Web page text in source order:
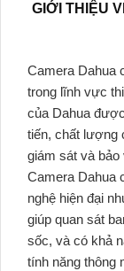
GIỚI THIỆU
Camera Dahua
trong lĩnh vực
của Dahua
tiến, chất lượng
giám sát và bảo
Camera Dahua
nghệ hiện đại
giúp quan sát
sốc, và có khả
tính năng thông